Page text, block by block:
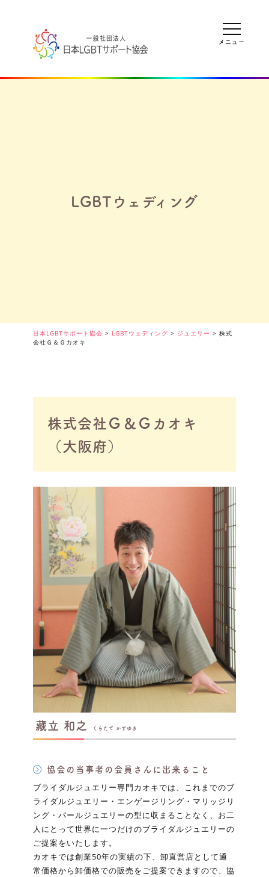
LGBTウェディング
日本LGBTサポート協会 > LGBTウェディング > ジュエリー >株式
会社Ｇ＆Ｇカオキ
株式会社Ｇ＆Ｇカオキ
（大阪府）
藏立 和之 くらたて かずゆき
協会の当事者の会員さんに出来ること
ブライダルジュエリー専門カオキでは、これまでのブ
ライダルジュエリー・エンゲージリング・マリッジリ
ング・パールジュエリーの型に収まることなく、お二
人にとって世界に一つだけのブライダルジュエリーの
ご提案をいたします。
カオキでは創業50年の実績の下、卸直営店として通
常価格から卸価格での販売をご提案できますので、協